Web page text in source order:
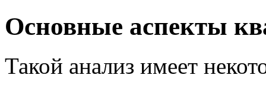
Основные аспекты
Такой анализ имеет